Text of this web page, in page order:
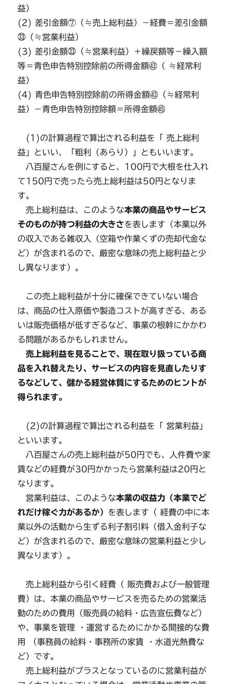
益）
(2) 差引金額⑦（≒売上総利益）－経費＝差引金額
㉝（≒営業利益）
(3) 差引金額㉝（≒営業利益）＋繰戻額等－繰入額
等＝青色申告特別控除前の所得金額㊸（ ≒経常利
益）
(4) 青色申告特別控除前の所得金額㊸（≒経常利
益）－青色申告特別控除額＝所得金額㊺
(1)の計算過程で算出される利益を「 売上総利
益」といい、「粗利（あらり）」ともいいます。
八百屋さんを例にすると、100円で大根を仕入れ
て150円で売ったら売上総利益は50円となりま
す。
売上総利益は、このような本業の商品やサービス
そのものが持つ利益の大きさを表します（本業以外
の収入である雑収入（空箱や作業くずの売却代金な
ど）が含まれるので、厳密な意味の売上総利益と少
し異なります）。
この売上総利益が十分に確保できていない場合
は、商品の仕入原価や製造コストが高すぎる、ある
いは販売価格が低すぎるなど、事業の根幹にかかわ
る問題があるかもしれません。
売上総利益を見ることで、現在取り扱っている商
品を入れ替えたり、サービスの内容を見直したりす
るなどして、儲かる経営体質にするためのヒントが
得られます。
(2)の計算過程で算出される利益を「 営業利益」
といいます。
八百屋さんの売上総利益が50円でも、人件費や家
賃などの経費が30円かかったら営業利益は20円と
なります。
営業利益は、このような本業の収益力（本業でど
れだけ稼ぐ力があるか） を表します（ 経費の中に本
業以外の活動から生ずる利子割引料（借入金利子な
ど）が含まれるので、厳密な意味の営業利益と少し
異なります）。
売上総利益から引く経費（ 販売費および一般管理
費）は、本業の商品やサービスを売るための営業活
動のための費用（販売員の給料・広告宣伝費など）
や、事業を管理 ・運営するためにかかる間接的な費
用 （事務員の給料・事務所の家賃 ・水道光熱費な
ど）です。
売上総利益がプラスとなっているのに営業利益が